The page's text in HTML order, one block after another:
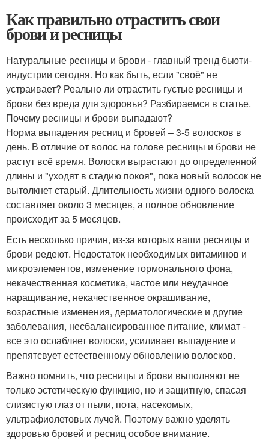
Как правильно отрастить свои
брови и ресницы
Натуральные ресницы и брови - главный тренд бьюти-
индустрии сегодня. Но как быть, если "своё" не
устраивает? Реально ли отрастить густые ресницы и
брови без вреда для здоровья? Разбираемся в статье.
Почему ресницы и брови выпадают?
Норма выпадения ресниц и бровей – 3-5 волосков в
день. В отличие от волос на голове ресницы и брови не
растут всё время. Волоски вырастают до определенной
длины и "уходят в стадию покоя", пока новый волосок не
вытолкнет старый. Длительность жизни одного волоска
составляет около 3 месяцев, а полное обновление
происходит за 5 месяцев.
Есть несколько причин, из-за которых ваши ресницы и
брови редеют. Недостаток необходимых витаминов и
микроэлементов, изменение гормонального фона,
некачественная косметика, частое или неудачное
наращивание, некачественное окрашивание,
возрастные изменения, дерматологические и другие
заболевания, несбалансированное питание, климат -
все это ослабляет волоски, усиливает выпадение и
препятсвует естественному обновлению волосков.
Важно помнить, что ресницы и брови выполняют не
только эстетическую функцию, но и защитную, спасая
слизистую глаз от пыли, пота, насекомых,
ультрафиолетовых лучей. Поэтому важно уделять
здоровью бровей и ресниц особое внимание.